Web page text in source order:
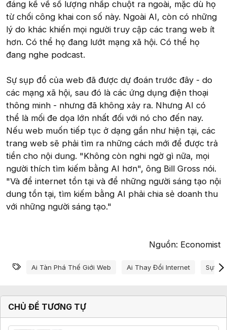
đáng kể về số lượng nhấp chuột ra ngoài, mặc dù họ
từ chối công khai con số này. Ngoài AI, còn có những
lý do khác khiến mọi người truy cập các trang web ít
hơn. Có thể họ đang lướt mạng xã hội. Có thể họ
đang nghe podcast.
Sự sụp đổ của web đã được dự đoán trước đây - do
các mạng xã hội, sau đó là các ứng dụng điện thoại
thông minh - nhưng đã không xảy ra. Nhưng AI có
thể là mối đe dọa lớn nhất đối với nó cho đến nay.
Nếu web muốn tiếp tục ở dạng gần như hiện tại, các
trang web sẽ phải tìm ra những cách mới để được trả
tiền cho nội dung. "Không còn nghi ngờ gì nữa, mọi
người thích tìm kiếm bằng AI hơn", ông Bill Gross nói.
"Và để internet tồn tại và để những người sáng tạo nội
dung tồn tại, tìm kiếm bằng AI phải chia sẻ doanh thu
với những người sáng tạo."
Nguồn: Economist​
Từ khóa
Ai Tàn Phá Thế Giới Web Ai Thay Đổi Internet Sụt
CHỦ ĐỀ TƯƠNG TỰ